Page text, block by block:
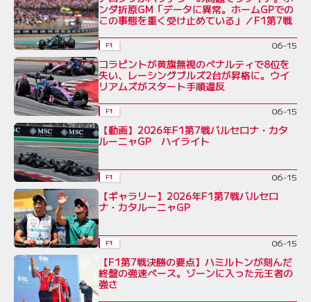
ンダ折原GM「データに異常。ホームGPでの
この事態を重く受け止めている」／F1第7戦
F1 06-15
コラピントが黄旗無視のペナルティで8位を
失い、レーシングブルズ2台が昇格に。ウイ
リアムズがスタート手順違反
F1 06-15
【動画】2026年F1第7戦バルセロナ・カタ
ルーニャGP ハイライト
F1 06-15
【ギャラリー】2026年F1第7戦バルセロ
ナ・カタルーニャGP
F1 06-15
【F1第7戦決勝の要点】ハミルトンが刻んだ
終盤の強速ペース。ゾーンに入った元王者の
強さ